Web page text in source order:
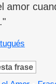
amor
frase